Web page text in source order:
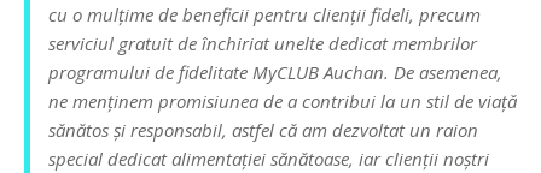
cu o mulțime de beneficii pentru clienții fideli, precum
serviciul gratuit de închiriat unelte dedicat membrilor
programului de fidelitate MyCLUB Auchan. De asemenea,
ne menținem promisiunea de a contribui la un stil de viață
sănătos și responsabil, astfel că am dezvoltat un raion
special dedicat alimentației sănătoase, iar clienții noștri